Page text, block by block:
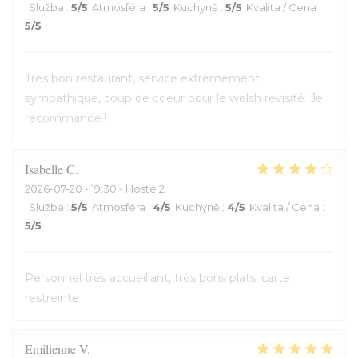
Služba : 5/5 Atmosféra : 5/5 Kuchyně : 5/5 Kvalita / Cena :
5/5
Très bon restaurant, service extrêmement
sympathique, coup de coeur pour le welsh revisité. Je
recommande !
IsabelleC
2026-07-20 - 19:30 - Hosté 2
Služba : 5/5 Atmosféra : 4/5 Kuchyně : 4/5 Kvalita / Cena :
5/5
Personnel très accueillant, très bons plats, carte
restreinte
EmilienneV